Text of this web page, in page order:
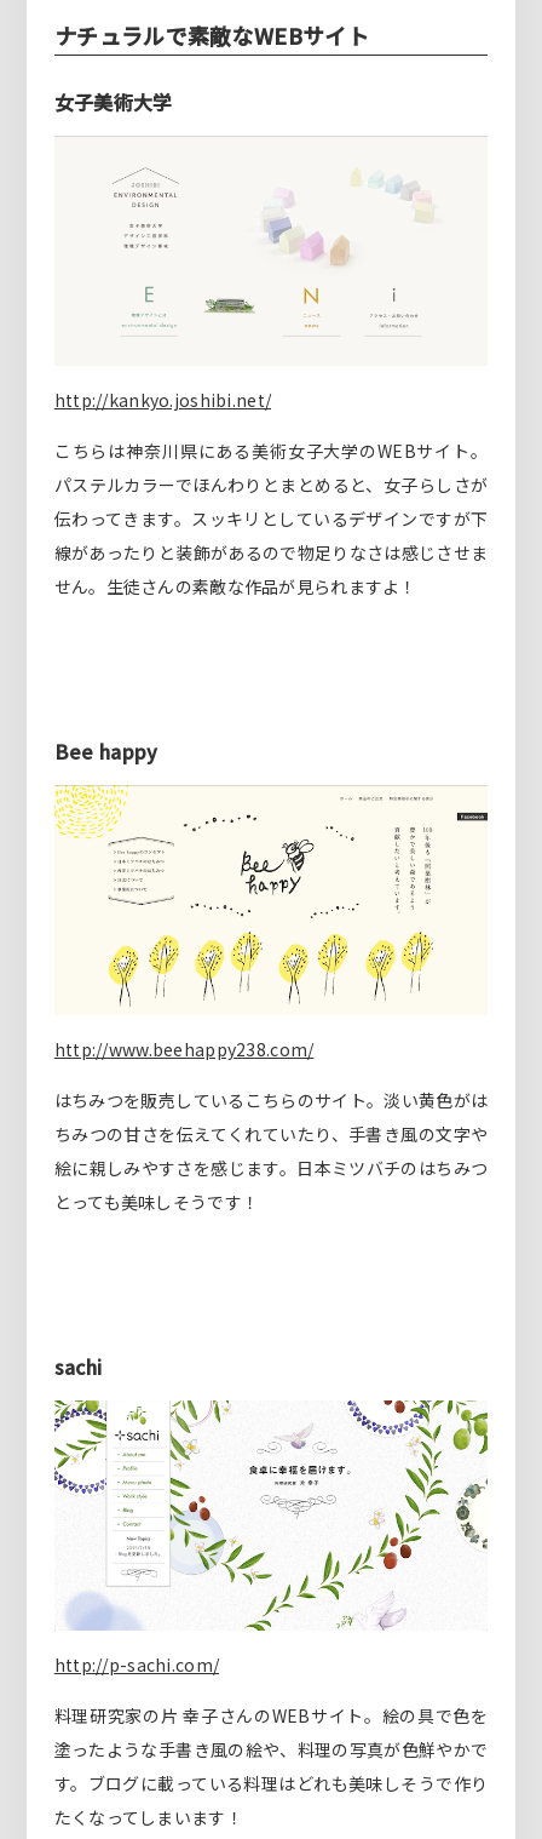
ナチュラルで素敵なWEBサイト
女子美術大学
http://kankyo.joshibi.net/
こちらは神奈川県にある美術女子大学のWEBサイト。
パステルカラーでほんわりとまとめると、女子らしさが
伝わってきます。スッキリとしているデザインですが下
線があったりと装飾があるので物足りなさは感じさせま
せん。生徒さんの素敵な作品が見られますよ！
Bee happy
http://www.beehappy238.com/
はちみつを販売しているこちらのサイト。淡い黄色がは
ちみつの甘さを伝えてくれていたり、手書き風の文字や
絵に親しみやすさを感じます。日本ミツバチのはちみつ
とっても美味しそうです！
sachi
http://p-sachi.com/
料理研究家の片 幸子さんのWEBサイト。絵の具で色を
塗ったような手書き風の絵や、料理の写真が色鮮やかで
す。ブログに載っている料理はどれも美味しそうで作り
たくなってしまいます！